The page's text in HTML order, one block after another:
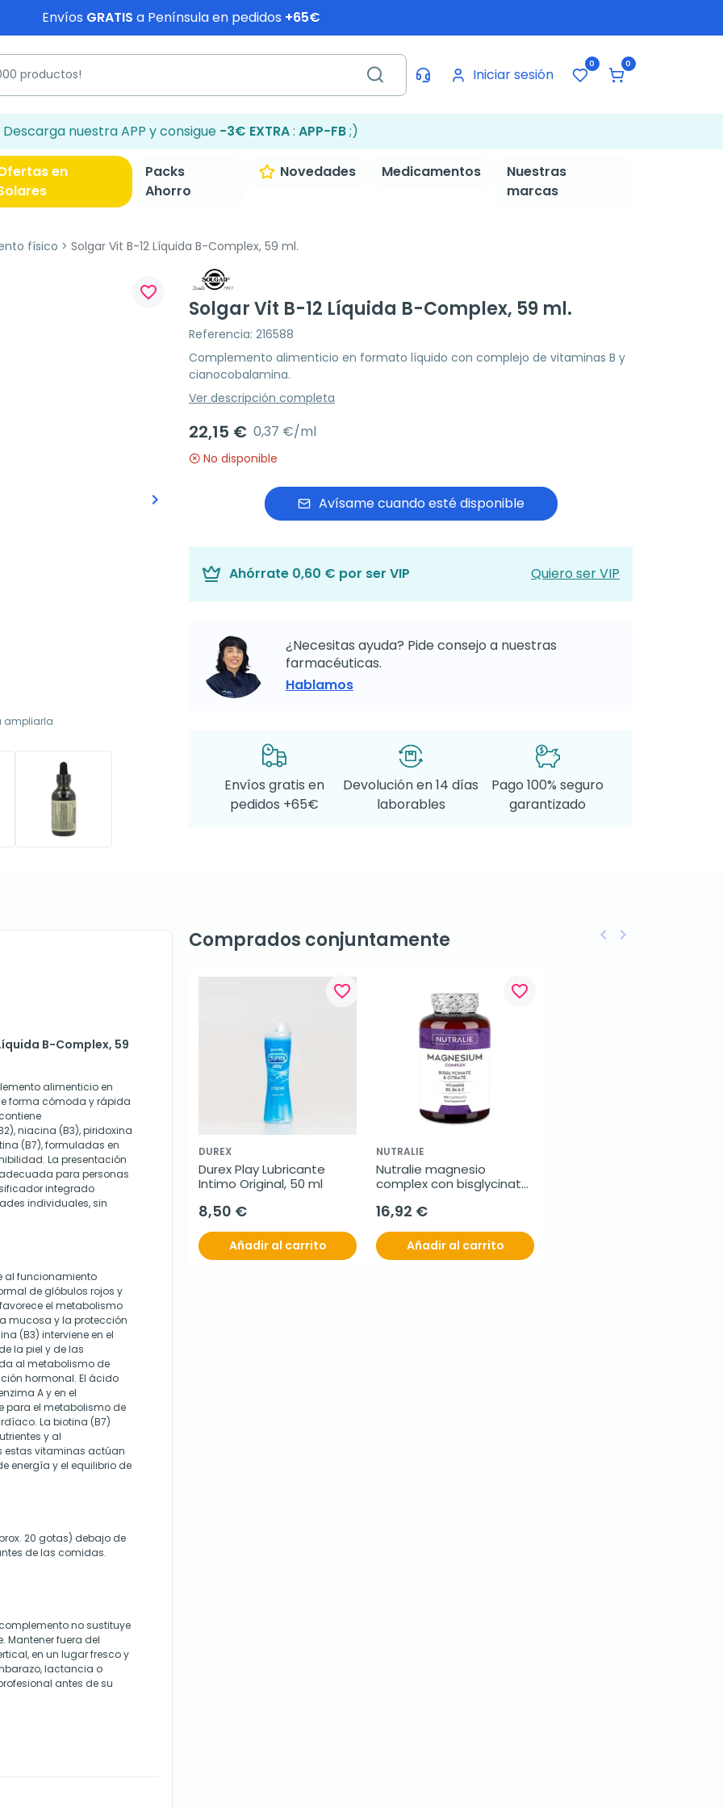
Envíos GRATIS a Península en pedidos +65€
Iniciar sesión
0 0
Descarga nuestra APP y consigue -3€ EXTRA: APP-FB;)
en
Packs
Ahorro
Novedades Medicamentos
Nuestras
marcas
físico Solgar Vit B-12 Líquida B-Complex, 59 ml.
Siguiente
keyboard_arrow_right
ampliarla
favorite_border
Solgar Vit B-12 Líquida B-Complex, 59 ml.
Referencia: 216588
Complemento alimenticio en formato líquido con complejo de vitaminas B y
cianocobalamina.
Ver descripción completa
22,15 € 0,37 €/ml
No disponible
Avísame cuando esté disponible
Ahórrate 0,60 € por ser VIP Quiero ser VIP
¿Necesitas ayuda? Pide consejo a nuestras
farmacéuticas.
Hablamos
Envíos gratis en
pedidos +65€
Devolución en 14 días
laborables
Pago 100% seguro
garantizado
B-Complex, 59
alimenticio en
forma cómoda y rápida
niacina (B3), piridoxina
(B7), formuladas en
La presentación
para personas
integrado
individuales, sin
al funcionamiento
de glóbulos rojos y
el metabolismo
mucosa y la protección
(B3) interviene en el
la piel y de las
al metabolismo de
hormonal. El ácido
A y en el
para el metabolismo de
La biotina (B7)
y al
estas vitaminas actúan
energía y el equilibrio de
20 gotas) debajo de
de las comidas.
no sustituye
Mantener fuera del
en un lugar fresco y
lactancia o
antes de su
Comprados conjuntamente
favorite_border
DUREX
Durex Play Lubricante
Intimo Original, 50 ml
8,50 €
Añadir al carrito
favorite_border
NUTRALIE
Nutralie magnesio
complex con bisglycinato
16,92 €
Añadir al carrito
Anterior
keyboard_arrow_left Siguiente
keyboard_arrow_right